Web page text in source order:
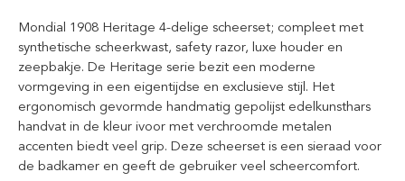
Mondial 1908 Heritage 4-delige scheerset; compleet met
synthetische scheerkwast, safety razor, luxe houder en
zeepbakje. De Heritage serie bezit een moderne
vormgeving in een eigentijdse en exclusieve stijl. Het
ergonomisch gevormde handmatig gepolijst edelkunsthars
handvat in de kleur ivoor met verchroomde metalen
accenten biedt veel grip. Deze scheerset is een sieraad voor
de badkamer en geeft de gebruiker veel scheercomfort.